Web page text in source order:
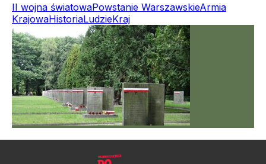
II wojna światowaPowstanie WarszawskieArmia
KrajowaHistoriaLudzieKraj